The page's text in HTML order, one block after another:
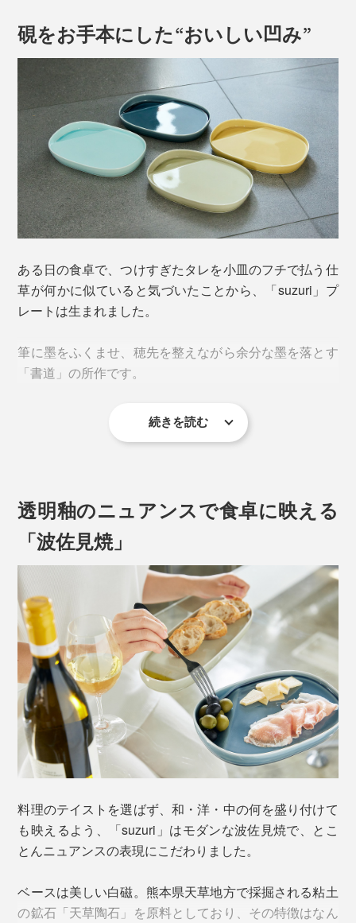
硯をお手本にした“おいしい凹み”
ある日の食卓で、つけすぎたタレを小皿のフチで払う仕
草が何かに似ていると気づいたことから、「suzuri」プ
レートは生まれました。
筆に墨をふくませ、穂先を整えながら余分な墨を落とす
「書道」の所作です。
硯のカタチって、理にかなっていたんだ……！
写真はsuzuriプレートの「 ロング」
硯の丘（墨を磨るところ）にあたる平面には料理を盛り
付けて、海（墨を溜めるところ）にあたるくぼみには、
タレや薬味、汁気の多い副菜などを添えて。
続きを読む
透明釉のニュアンスで食卓に映える
「波佐見焼」
料理のテイストを選ばず、和・洋・中の何を盛り付けて
も映えるよう、「suzuri」はモダンな波佐見焼で、とこ
とんニュアンスの表現にこだわりました。
ベースは美しい白磁。熊本県天草地方で採掘される粘土
の鉱石「天草陶石」を原料としており、その特徴はなん